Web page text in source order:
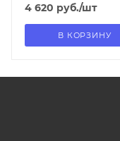
4 620 руб./шт
В КОРЗИНУ